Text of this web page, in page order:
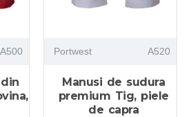
A500 Portwest A520
Manusi de sudura
premium Tig, piele
de capra